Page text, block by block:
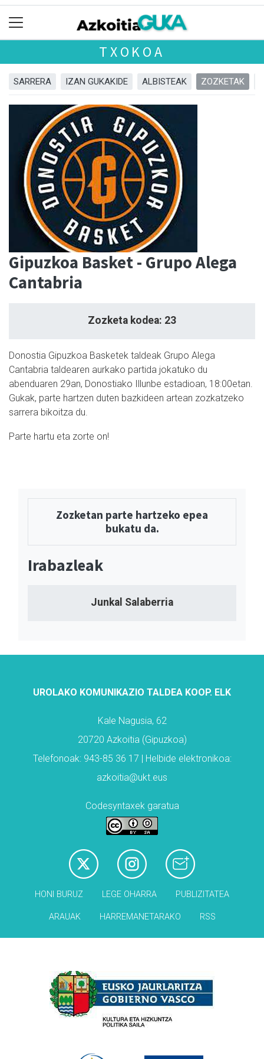
TXOKOA
SARRERA IZAN GUKAKIDE ALBISTEAK ZOZKETAK
Gipuzkoa Basket - Grupo Alega
Cantabria
Zozketa kodea: 23
Donostia Gipuzkoa Basketek taldeak Grupo Alega
Cantabria taldearen aurkako partida jokatuko du
abenduaren 29an, Donostiako Illunbe estadioan, 18:00etan.
Gukak, parte hartzen duten bazkideen artean zozkatzeko
sarrera bikoitza du.
Parte hartu eta zorte on!
Zozketan parte hartzeko epea
bukatu da.
Irabazleak
Junkal Salaberria
UROLAKO KOMUNIKAZIO TALDEA KOOP. ELK
Kale Nagusia, 62
20720 Azkoitia (Gipuzkoa)
Telefonoak: 943-85 36 17 | Helbide elektronikoa:
azkoitia@ukt.eus
Codesyntaxek garatua
HONI BURUZ LEGE OHARRA PUBLIZITATEA
ARAUAK HARREMANETARAKO RSS